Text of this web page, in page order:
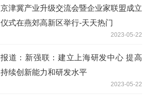
京津冀产业升级交流会暨企业家联盟成立
仪式在燕郊高新区举行-天天热门
2023-05-22
报道：新强联：建立上海研发中心 提高
持续创新能力和研发水平
2023-05-22